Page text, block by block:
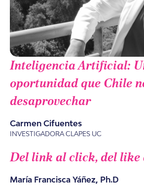
Inteligencia Artificial:
oportunidad que Chile
desaprovechar
Carmen Cifuentes
INVESTIGADORA CLAPES UC
Del link al click, del like
María Francisca Yáñez, Ph.D